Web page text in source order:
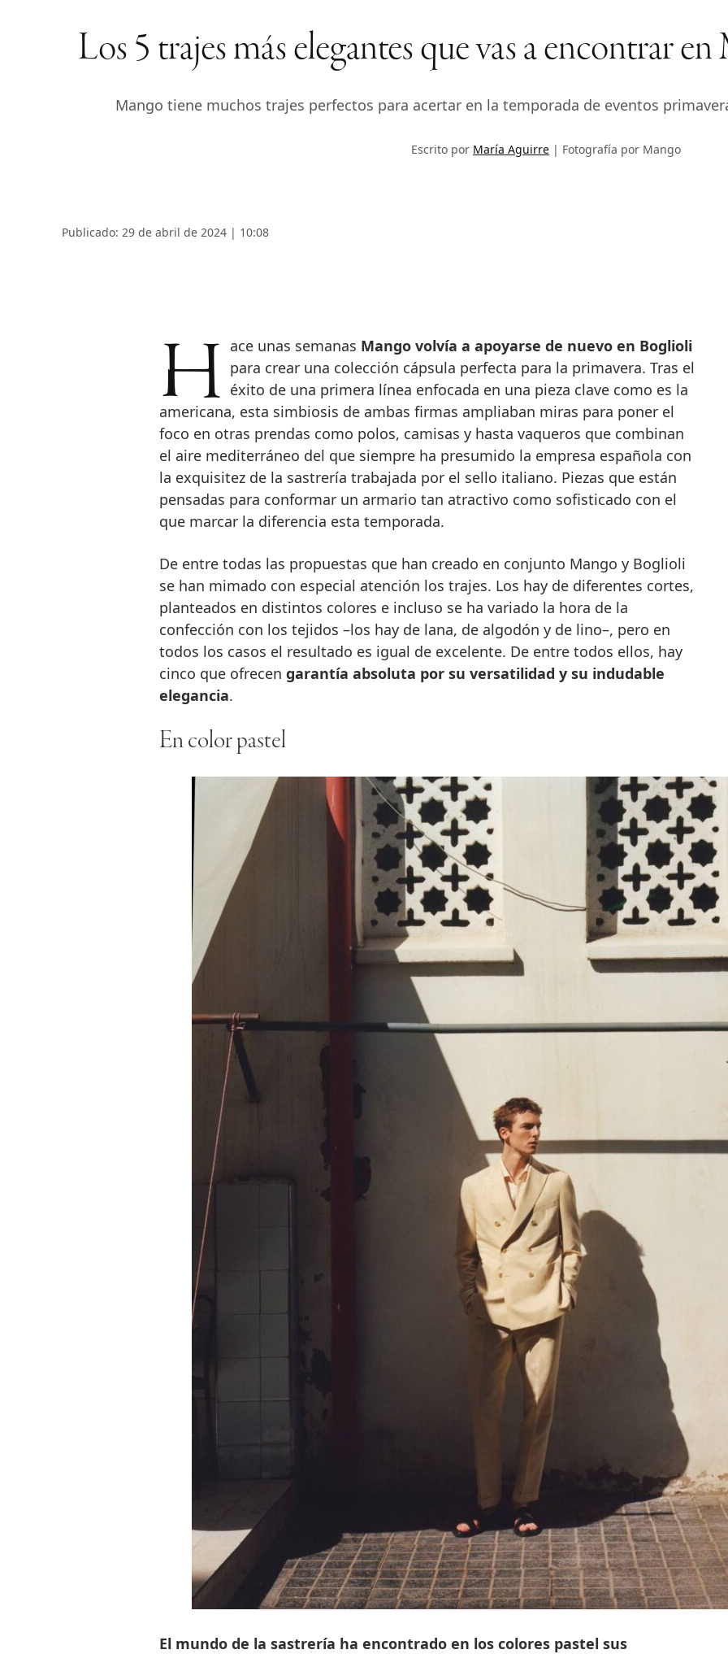
Los 5 trajes más elegantes que vas a encontrar
Mango tiene muchos trajes perfectos para acertar en la temporada de eventos
Escrito por María Aguirre Fotografía por Mango
Publicado: 29 de abril de 2024 | 10:08
Hace unas semanas Mango volvía a apoyarse de nuevo en Boglioli
para crear una colección cápsula perfecta para la primavera. Tras el
éxito de una primera línea enfocada en una pieza clave como es la
americana, esta simbiosis de ambas firmas ampliaban miras para poner el
foco en otras prendas como polos, camisas y hasta vaqueros que combinan
el aire mediterráneo del que siempre ha presumido la empresa española con
la exquisitez de la sastrería trabajada por el sello italiano. Piezas que están
pensadas para conformar un armario tan atractivo como sofisticado con el
que marcar la diferencia esta temporada.
De entre todas las propuestas que han creado en conjunto Mango y Boglioli
se han mimado con especial atención los trajes. Los hay de diferentes cortes,
planteados en distintos colores e incluso se ha variado la hora de la
confección con los tejidos –los hay de lana, de algodón y de lino–, pero en
todos los casos el resultado es igual de excelente. De entre todos ellos, hay
cinco que ofrecen garantía absoluta por su versatilidad y su indudable
elegancia.
En color pastel
El mundo de la sastrería ha encontrado en los colores pastel sus